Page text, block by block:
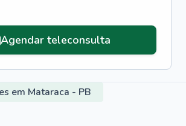
Agendar teleconsulta
em Mataraca - PB